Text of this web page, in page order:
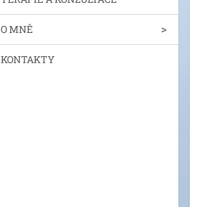
O MNĚ
KONTAKTY